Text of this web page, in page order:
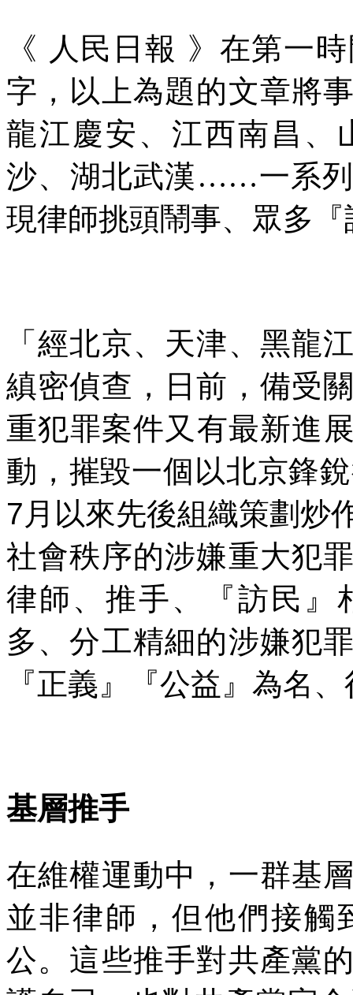
《 人民日報 》在第一
字，以上為題的文章將
龍江慶安、江西南昌、
沙、湖北武漢……一系列
現律師挑頭鬧事、眾多
「經北京、天津、黑龍
縝密偵查，日前，備受
重犯罪案件又有最新進
動，摧毀一個以北京鋒
7 月以來先後組織策劃炒
社會秩序的涉嫌重大犯
律師、推手、『訪民』
多、分工精細的涉嫌犯
『正義』『公益』為名
基層推手
在維權運動中，一群基
並非律師，但他們接觸
公。這些推手對共產黨